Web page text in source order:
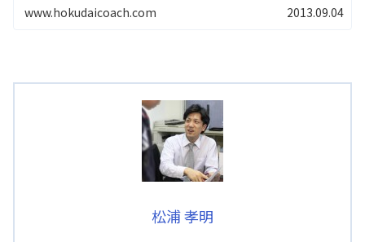
www.hokudaicoach.com 2013.09.04
松浦 孝明